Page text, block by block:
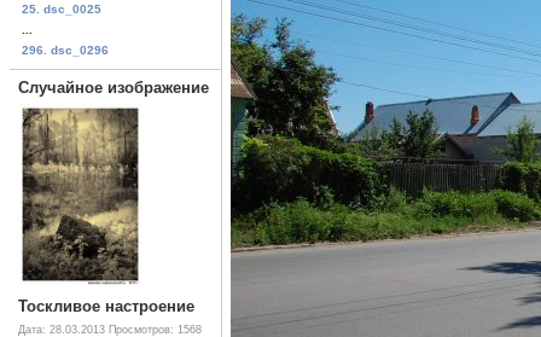
25. dsc_0025
296. dsc_0296
Случайное изображение
Тоскливое настроение
Дата: 28.03.2013 Просмотров: 1568